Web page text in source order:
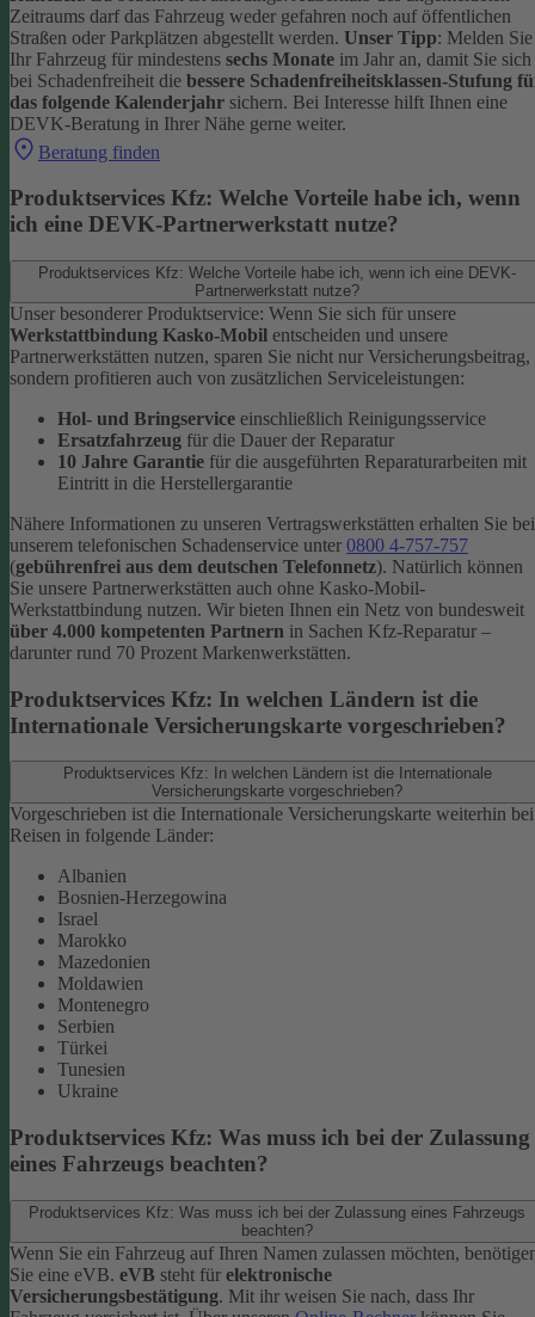
Zeitraums darf das Fahrzeug weder gefahren noch auf öffentlichen
Straßen oder Parkplätzen abgestellt werden. Unser Tipp: Melden Sie
Ihr Fahrzeug für mindestens sechs Monate im Jahr an, damit Sie sich
bei Schadenfreiheit die bessere Schadenfreiheitsklassen-Stufung
das folgende Kalenderjahr sichern. Bei Interesse hilft Ihnen eine
DEVK-Beratung in Ihrer Nähe gerne weiter.
Beratung finden
Produktservices Kfz: Welche Vorteile habe ich, wenn
ich eine DEVK-Partnerwerkstatt nutze?
Produktservices Kfz: Welche Vorteile habe ich, wenn ich eine DEVK-
Partnerwerkstatt nutze?
Unser besonderer Produktservice: Wenn Sie sich für unsere
Werkstattbindung Kasko-Mobil entscheiden und unsere
Partnerwerkstätten nutzen, sparen Sie nicht nur Versicherungsbeitrag,
sondern profitieren auch von zusätzlichen Serviceleistungen:
Hol- und Bringservice einschließlich Reinigungsservice
Ersatzfahrzeug für die Dauer der Reparatur
10 Jahre Garantie für die ausgeführten Reparaturarbeiten mit
Eintritt in die Herstellergarantie
Nähere Informationen zu unseren Vertragswerkstätten erhalten Sie bei
unserem telefonischen Schadenservice unter 0800 4-757-757
(gebührenfrei aus dem deutschen Telefonnetz). Natürlich können
Sie unsere Partnerwerkstätten auch ohne Kasko-Mobil-
Werkstattbindung nutzen. Wir bieten Ihnen ein Netz von bundesweit
über 4.000 kompetenten Partnern in Sachen Kfz-Reparatur –
darunter rund 70 Prozent Markenwerkstätten.
Produktservices Kfz: In welchen Ländern ist die
Internationale Versicherungskarte vorgeschrieben?
Produktservices Kfz: In welchen Ländern ist die Internationale
Versicherungskarte vorgeschrieben?
Vorgeschrieben ist die Internationale Versicherungskarte weiterhin bei
Reisen in folgende Länder:
Albanien
Bosnien-Herzegowina
Israel
Marokko
Mazedonien
Moldawien
Montenegro
Serbien
Türkei
Tunesien
Ukraine
Produktservices Kfz: Was muss ich bei der Zulassung
eines Fahrzeugs beachten?
Produktservices Kfz: Was muss ich bei der Zulassung eines Fahrzeugs
beachten?
Wenn Sie ein Fahrzeug auf Ihren Namen zulassen möchten,
Sie eine eVB. eVB steht für elektronische
Versicherungsbestätigung. Mit ihr weisen Sie nach, dass Ihr